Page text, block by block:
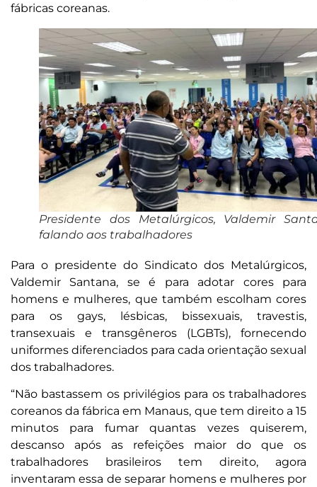
fábricas coreanas.
Presidente dos Metalúrgicos, Valdemir
falando aos trabalhadores
Para o presidente do Sindicato dos Metalúrgicos,
Valdemir Santana, se é para adotar cores para
homens e mulheres, que também escolham cores
para os gays, lésbicas, bissexuais, travestis,
transexuais e transgêneros (LGBTs), fornecendo
uniformes diferenciados para cada orientação sexual
dos trabalhadores.
“Não bastassem os privilégios para os trabalhadores
coreanos da fábrica em Manaus, que tem direito a 15
minutos para fumar quantas vezes quiserem,
descanso após as refeições maior do que os
trabalhadores brasileiros tem direito, agora
inventaram essa de separar homens e mulheres por